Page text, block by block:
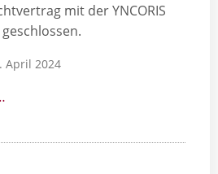
mit der YNCORIS
April 2024